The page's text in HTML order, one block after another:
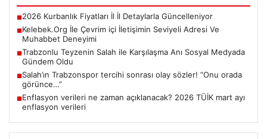
■2026 Kurbanlık Fiyatları İl İl Detaylarla Güncelleniyor
■Kelebek.Org İle Çevrim içi İletişimin Seviyeli Adresi Ve
Muhabbet Deneyimi
■Trabzonlu Teyzenin Salah ile Karşılaşma Anı Sosyal Medyada
Gündem Oldu
■Salah’ın Trabzonspor tercihi sonrası olay sözler! “Onu orada
görünce…”
■Enflasyon verileri ne zaman açıklanacak? 2026 TÜİK mart ayı
enflasyon verileri